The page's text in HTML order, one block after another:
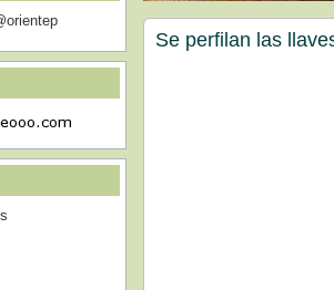
Se perfilan las